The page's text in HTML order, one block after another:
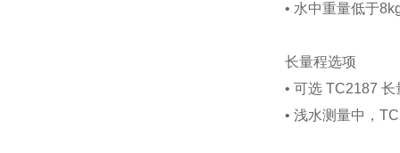
• 水中重量低于
长量程选项
• 可选 TC2187
• 浅水测量中，